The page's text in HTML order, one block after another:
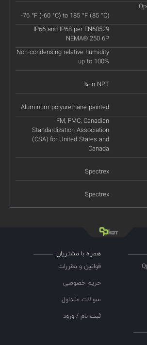
-76 °F (-60 °C) to 185 °F (85 °C)
IP66 and IP68 per EN60529
NEMA® 250 6P
Non-condensing relative humidity
up to 100%
¾-in NPT
Aluminum polyurethane painted
FM, FMC, Canadian
Standardization Association
(CSA) for United States and
Canada
Spectrex
Spectrex
همراه با مشتریان
قوانین و مقررات
حریم خصوصی
سوالات متداول
ثبت نام / ورود